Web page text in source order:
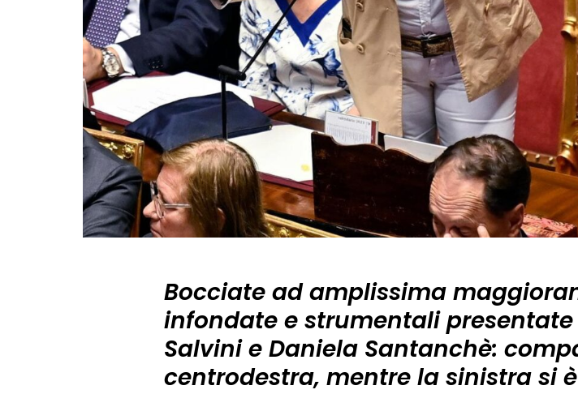
Bocciate ad amplissima
infondate e strumentali
Salvini e Daniela Santanchè:
centrodestra, mentre la sinistra si